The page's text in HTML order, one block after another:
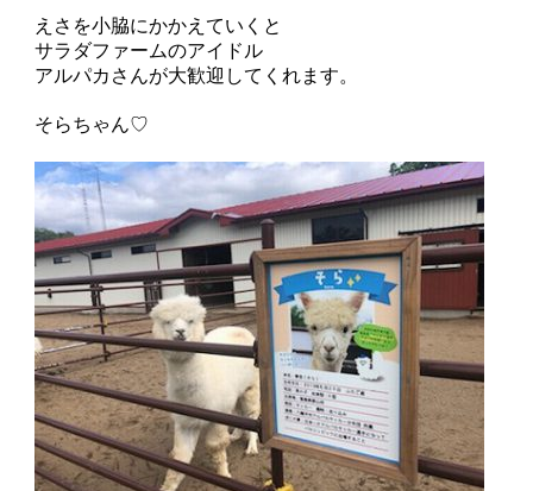
えさを小脇にかかえていくと
サラダファームのアイドル
アルパカさんが大歓迎してくれます。
そらちゃん♡